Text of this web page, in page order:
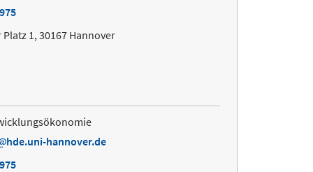
1, 30167 Hannover
hde.uni-hannover.de